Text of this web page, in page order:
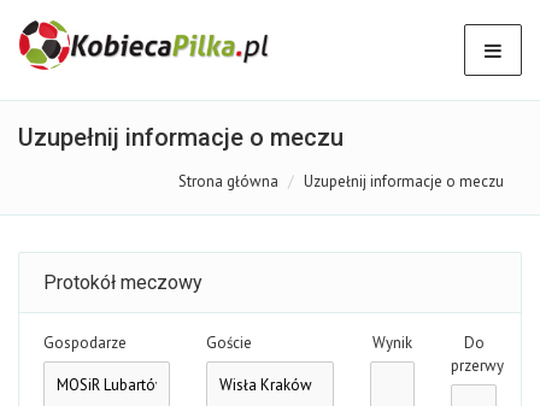
Uzupełnij informacje o meczu
Strona główna Uzupełnij informacje o meczu
Protokół meczowy
Gospodarze Goście Wynik
Do
przerwy